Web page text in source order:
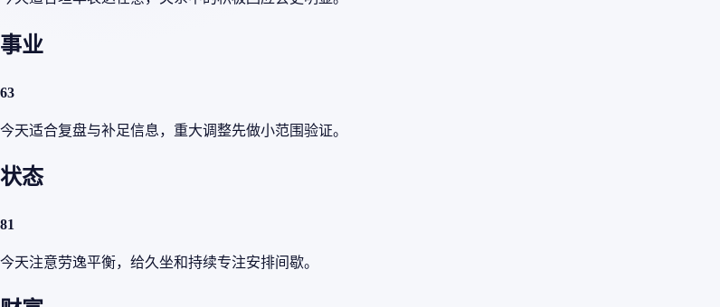
事业
63
今天适合复盘与补足信息，重大调整先做小范围验证。
状态
81
今天注意劳逸平衡，给久坐和持续专注安排间歇。